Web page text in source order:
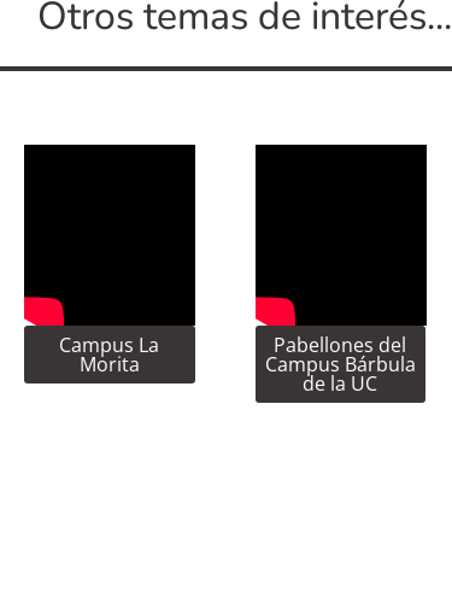
Otros temas de interés...
Campus La
Morita
Pabellones del
Campus Bárbula
de la UC